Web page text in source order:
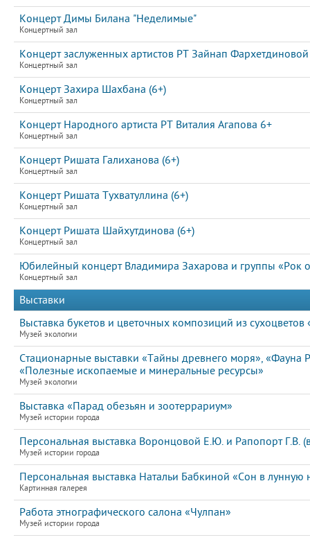
Концерт Димы Билана "Неделимые"
Концертный зал
Концерт заслуженных артистов РТ Зайнап
Концертный зал
Концерт Захира Шахбана (6+)
Концертный зал
Концерт Народного артиста РТ Виталия Агапова 6+
Концертный зал
Концерт Ришата Галиханова (6+)
Концертный зал
Концерт Ришата Тухватуллина (6+)
Концертный зал
Концерт Ришата Шайхутдинова (6+)
Концертный зал
Юбилейный концерт Владимира Захарова и группы «Рок
Концертный зал
Выставки
Выставка букетов и цветочных композиций из
Музей экологии
Стационарные выставки «Тайны древнего моря», «Фауна
«Полезные ископаемые и минеральные ресурсы»
Музей экологии
Выставка «Парад обезьян и зоотеррариум»
Музей истории города
Персональная выставка Воронцовой Е.Ю. и Рапопорт Г.В.
Музей истории города
Персональная выставка Натальи Бабкиной «Сон в лунную
Картинная галерея
Работа этнографического салона «Чулпан»
Музей истории города